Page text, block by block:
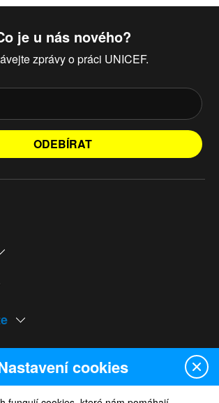
je u nás nového?
zprávy o práci UNICEF.
ODEBÍRAT
cookies